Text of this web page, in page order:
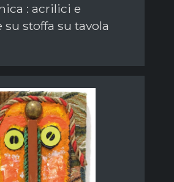
: acrilici e
su stoffa su tavola